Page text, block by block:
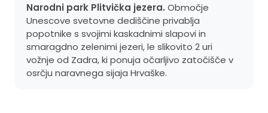
Narodni park Plitvička jezera. Območje
Unescove svetovne dediščine privablja
popotnike s svojimi kaskadnimi slapovi in ​​
smaragdno zelenimi jezeri, le slikovito 2 uri
vožnje od Zadra, ki ponuja očarljivo zatočišče v
osrčju naravnega sijaja Hrvaške.